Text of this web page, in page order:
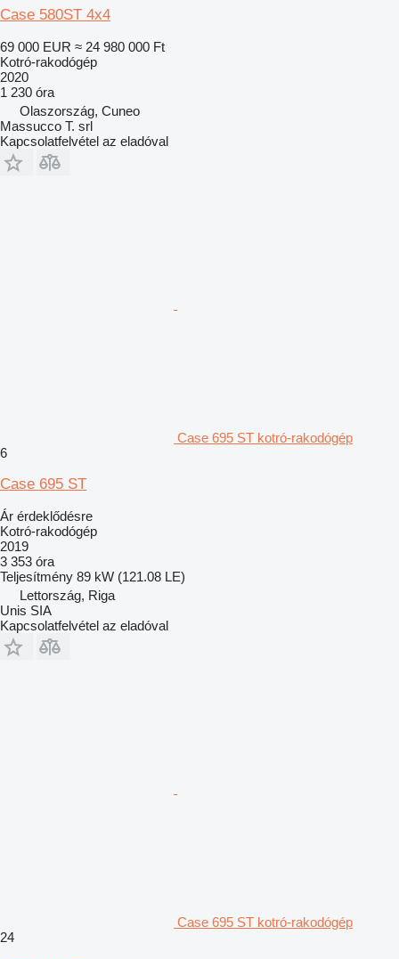
Case 580ST 4x4
69 000 EUR ≈ 24 980 000 Ft
Kotró-rakodógép
2020
1 230 óra
Olaszország, Cuneo
Massucco T. srl
Kapcsolatfelvétel az eladóval
Case 695 ST kotró-rakodógép
6
Case 695 ST
Ár érdeklődésre
Kotró-rakodógép
2019
3 353 óra
Teljesítmény 89 kW (121.08 LE)
Lettország, Riga
Unis SIA
Kapcsolatfelvétel az eladóval
Case 695 ST kotró-rakodógép
24